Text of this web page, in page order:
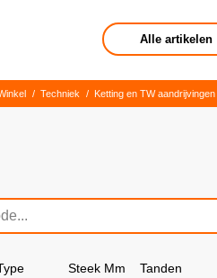
Alle artikelen
/ Techniek / Ketting en TW aandrijvingen
Steek Mm Tanden